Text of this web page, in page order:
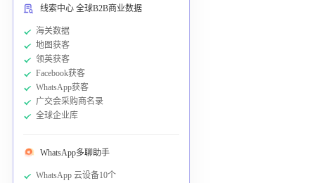
线索中心 全球B2B商业数据
海关数据
地图获客
领英获客
Facebook获客
WhatsApp获客
广交会采购商名录
全球企业库
WhatsApp多聊助手
WhatsApp 云设备10个